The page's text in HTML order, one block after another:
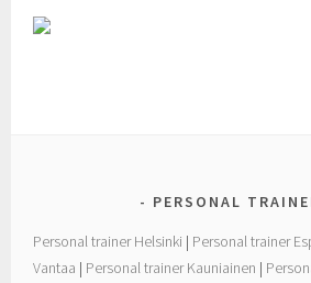
PERSONAL
Personal trainer Helsinki | Personal trainer
Vantaa | Personal trainer Kauniainen |